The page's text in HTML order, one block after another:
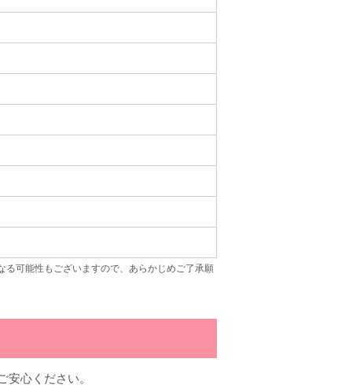
可能性もございますので、あらかじめご了承願
心ください。